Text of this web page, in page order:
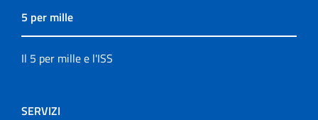
5 per mille
Il 5 per mille e l'ISS
SERVIZI